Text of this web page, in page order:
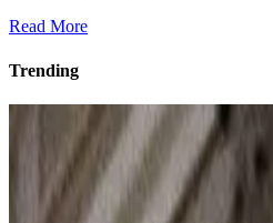
Read More
Trending